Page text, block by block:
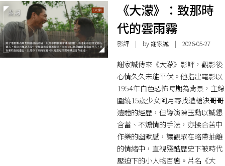
《大濛》：致那時
代的雲雨霧
影評| by 謝家誠 | 2026-05-27
謝家誠傳來《大濛》影評，觀影後
心情久久未能平伏。他指出電影以
1954年白色恐怖時期為背景，主線
圍繞15歲少女阿月尋找遭槍決哥哥
遺體的經歷，但導演陳玉勳以誠懇
含蓄、不煽情的手法，亦揉合苦中
作樂的幽默感，讓觀眾在略帶抽離
的情緒中，直視殘酷歷史下被時代
壓迫下的小人物百態。片名《大